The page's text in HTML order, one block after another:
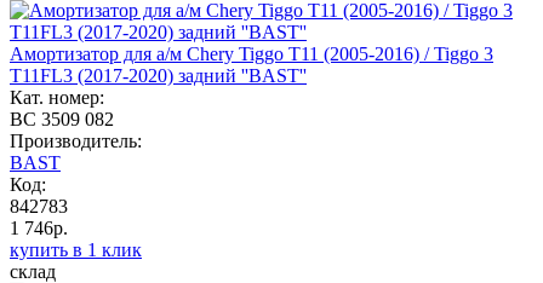
Амортизатор для а/м Chery Tiggo T11 (2005-2016) / Tiggo 3
T11FL3 (2017-2020) задний ''BAST''
Кат. номер:
BC 3509 082
Производитель:
BAST
Код:
842783
1 746р.
купить в 1 клик
склад